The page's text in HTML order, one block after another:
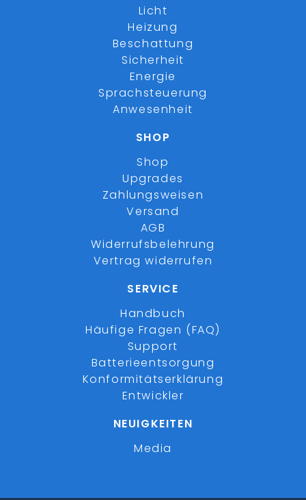
Licht
Heizung
Beschattung
Sicherheit
Energie
Sprachsteuerung
Anwesenheit
SHOP
Shop
Upgrades
Zahlungsweisen
Versand
AGB
Widerrufsbelehrung
Vertrag widerrufen
SERVICE
Handbuch
Häufige Fragen (FAQ)
Support
Batterieentsorgung
Konformitätserklärung
Entwickler
NEUIGKEITEN
Media